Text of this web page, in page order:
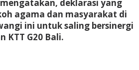
deklarasi yang
agama dan masyarakat di
ini untuk saling bersinergi
KTT G20 Bali.